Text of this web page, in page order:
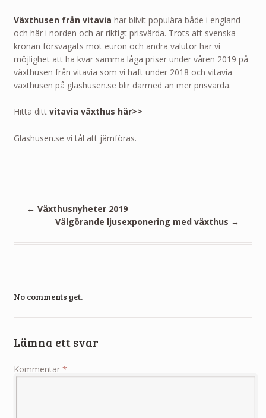
Växthusen från vitavia har blivit populära både i england
och här i norden och är riktigt prisvärda. Trots att svenska
kronan försvagats mot euron och andra valutor har vi
möjlighet att ha kvar samma låga priser under våren 2019 på
växthusen från vitavia som vi haft under 2018 och vitavia
växthusen på glashusen.se blir därmed än mer prisvärda.
Hitta ditt vitavia växthus här>>
Glashusen.se vi tål att jämföras.
← Växthusnyheter 2019
Välgörande ljusexponering med växthus →
No comments yet.
Lämna ett svar
Kommentar *